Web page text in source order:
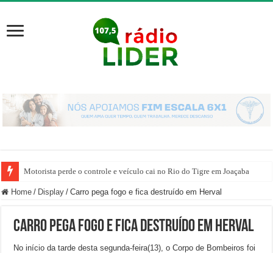
Motorista perde o controle e veículo cai no Rio do Tigre em Joaçaba
Dom Mário Marquez celebra 20 anos de Ordenação Episcopal
Home / Display / Carro pega fogo e fica destruído em Herval
Carro pega fogo e fica destruído em Herval
No início da tarde desta segunda-feira(13), o Corpo de Bombeiros foi